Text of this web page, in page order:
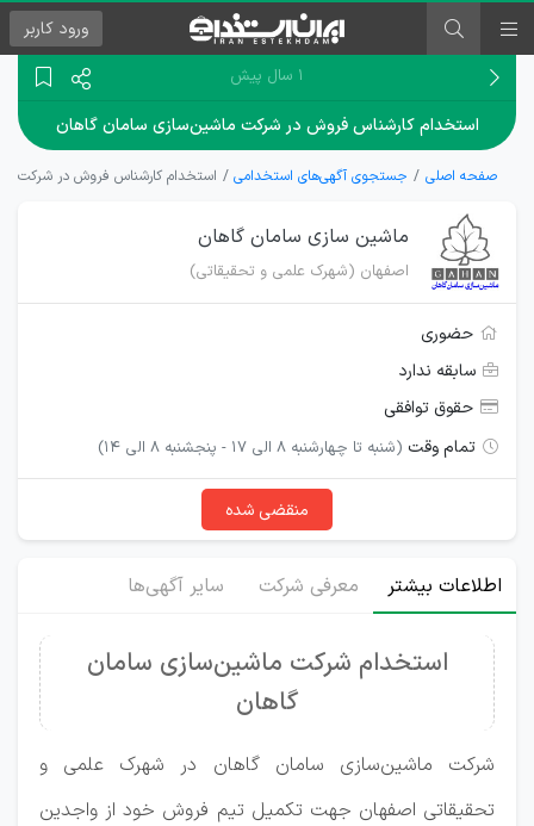
ورود کاربر
۱ سال پیش
استخدام کارشناس فروش در شرکت ماشین‌سازی سامان گاهان
صفحه اصلی جستجوی آگهی‌های استخدامی استخدام کارشناس فروش در شرکت
ماشین سازی سامان گاهان
اصفهان (شهرک علمی و تحقیقاتی)
حضوری
سابقه ندارد
حقوق توافقی
تمام وقت (شنبه تا چهارشنبه 8 الی 17 - پنجشنبه 8 الی 14)
منقضی شده
اطلاعات بیشتر معرفی شرکت سایر آگهی‌ها
استخدام شرکت ماشین‌سازی سامان
گاهان
شرکت ماشین‌سازی سامان گاهان در شهرک علمی و
تحقیقاتی اصفهان جهت تکمیل تیم فروش خود از واجدین